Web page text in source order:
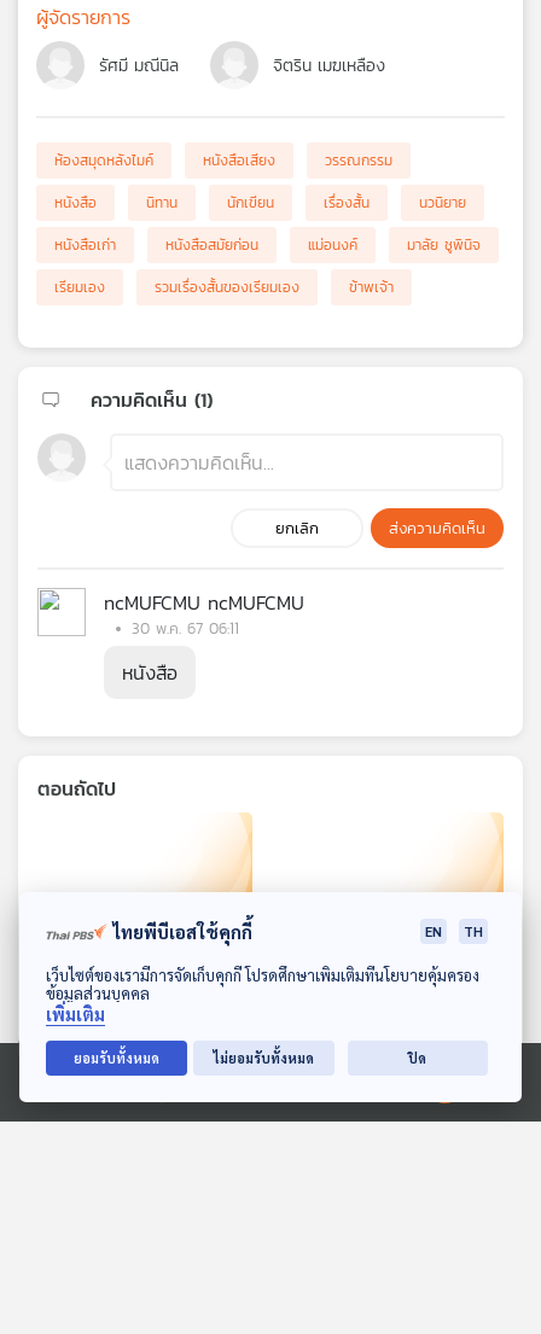
วิทยุ
เครือ
ข่าย
ดาวน์โหลด Thai PBS Podcast Application
Ⓒ 2020 องค์การกระจายเสียงและแพร่ภาพสาธารณะแห่งประเทศไทย
ผู้จัดรายการ
รัศมี มณีนิล จิตริน เมฆเหลือง
ห้องสมุดหลังไมค์ หนังสือเสียง
วรรณกรรม
หนังสือ
นิทาน นักเขียน เรื่องสั้น
นวนิยาย
หนังสือเก่า
หนังสือสมัยก่อน แม่อนงค์
มาลัย ชูพินิจ
เรียมเอง
รวมเรื่องสั้นของเรียมเอง ข้าพเจ้า
ความคิดเห็น (1)
ยกเลิก ส่งความคิดเห็น
ncMUFCMU ncMUFCMU
30 พ.ค. 67 06:11
หนังสือ
ตอนถัดไป
EP. 4: รวมเรื่องสั้นของ
เรียมเอง
ห้องสมุดหลังไมค์
EP. 5: รวมเรื่องสั้นของ
เรียมเอง
ห้องสมุดหลังไมค์
ไทยพีบีเอสใช้คุกกี้ EN TH
เว็บไซต์ของเรามีการจัดเก็บคุกกี้ โปรดศึกษาเพิ่มเติมที่นโยบายคุ้มครอง
ข้อมูลส่วนบุคคล
เพิ่มเติม
ยอมรับทั้งหมด ไม่ยอมรับทั้งหมด ปิด